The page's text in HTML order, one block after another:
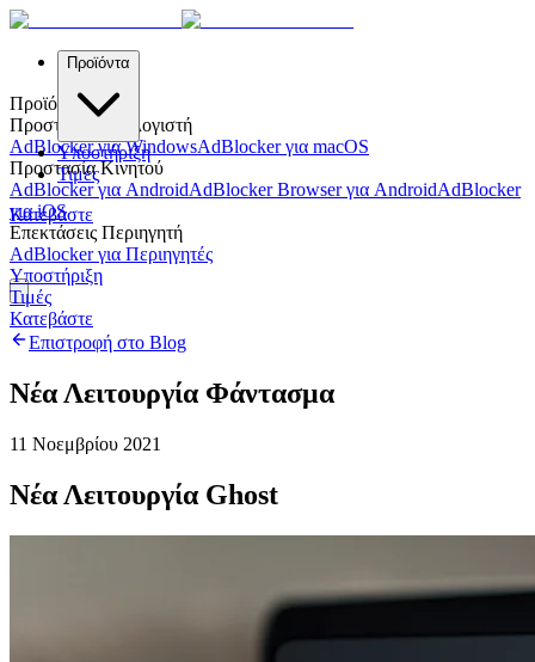
Προϊόντα
Υποστήριξη
Τιμές
Κατεβάστε
Προϊόντα
Προστασία Υπολογιστή
AdBlocker για WindowsAdBlocker για macOS
Προστασία Κινητού
AdBlocker για AndroidAdBlocker Browser για AndroidAdBlocker
για iOS
Επεκτάσεις Περιηγητή
AdBlocker για Περιηγητές
Υποστήριξη
Τιμές
Κατεβάστε
Επιστροφή στο Blog
Νέα Λειτουργία Φάντασμα
11 Νοεμβρίου 2021
Νέα Λειτουργία Ghost